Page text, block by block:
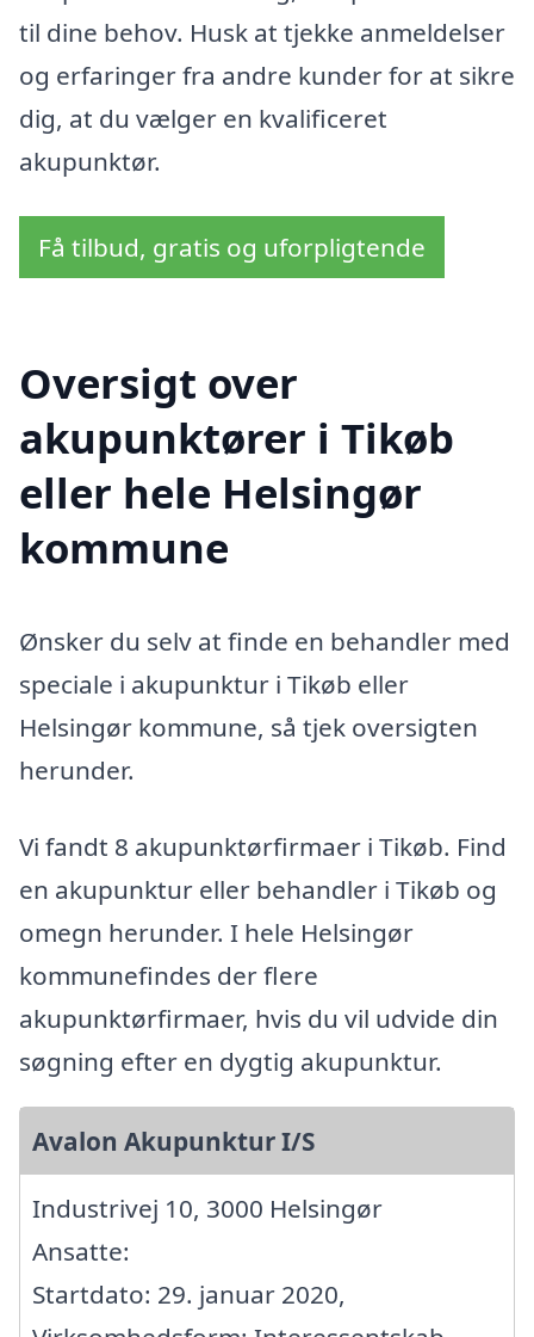
til dine behov. Husk at tjekke anmeldelser
og erfaringer fra andre kunder for at sikre
dig, at du vælger en kvalificeret
akupunktør.
Få tilbud, gratis og uforpligtende
Oversigt over
akupunktører i Tikøb
eller hele Helsingør
kommune
Ønsker du selv at finde en behandler med
speciale i akupunktur i Tikøb eller
Helsingør kommune, så tjek oversigten
herunder.
Vi fandt 8 akupunktørfirmaer i Tikøb. Find
en akupunktur eller behandler i Tikøb og
omegn herunder. I hele Helsingør
kommunefindes der flere
akupunktørfirmaer, hvis du vil udvide din
søgning efter en dygtig akupunktur.
Avalon Akupunktur I/S
Industrivej 10, 3000 Helsingør
Ansatte:
Startdato: 29. januar 2020,